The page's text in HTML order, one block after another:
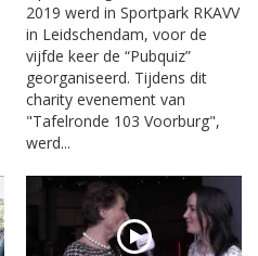
2019 werd in Sportpark RKAVV
in Leidschendam, voor de
vijfde keer de “Pubquiz”
georganiseerd. Tijdens dit
charity evenement van
"Tafelronde 103 Voorburg",
werd...